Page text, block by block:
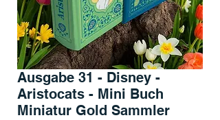
Ausgabe 31 - Disney -
Aristocats - Mini Buch
Miniatur Gold Sammler